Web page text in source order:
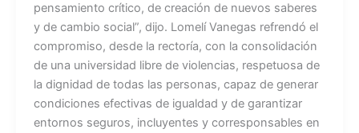
pensamiento crítico, de creación de nuevos saberes
y de cambio social”, dijo. Lomelí Vanegas refrendó el
compromiso, desde la rectoría, con la consolidación
de una universidad libre de violencias, respetuosa de
la dignidad de todas las personas, capaz de generar
condiciones efectivas de igualdad y de garantizar
entornos seguros, incluyentes y corresponsables en